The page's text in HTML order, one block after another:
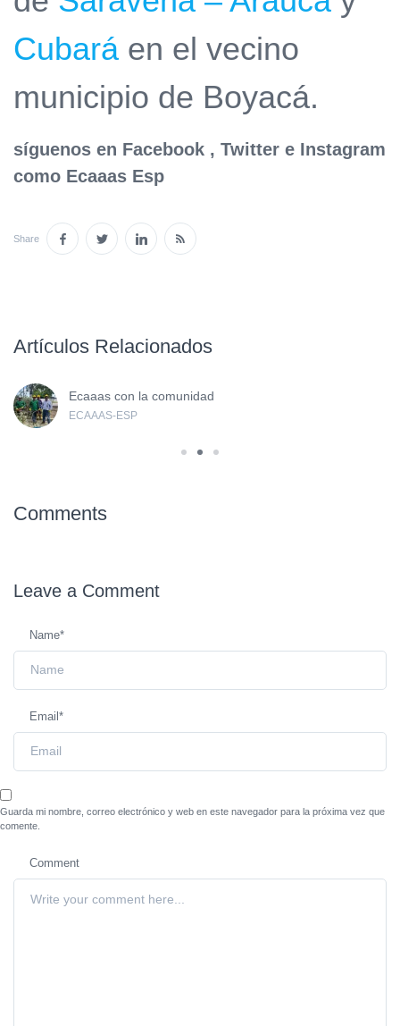
Cubará en el vecino
municipio de Boyacá.
síguenos en Facebook , Twitter e Instagram
como Ecaaas Esp
Share
Artículos Relacionados
Ecaaas con la comunidad
ECAAAS-ESP
Comments
Leave a Comment
Name*
Email *
Guarda mi nombre, correo electrónico y web en este navegador para la próxima vez que
comente.
Comment